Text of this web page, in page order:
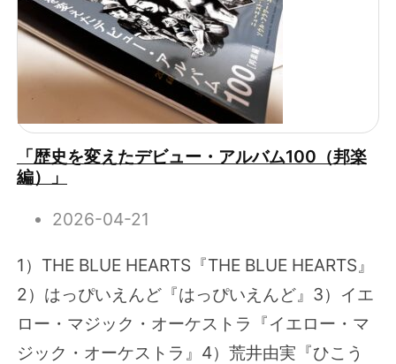
「歴史を変えたデビュー・アルバム100（邦楽
編）」
2026-04-21
1）THE BLUE HEARTS『THE BLUE HEARTS』
2）はっぴいえんど『はっぴいえんど』3）イエ
ロー・マジック・オーケストラ『イエロー・マ
ジック・オーケストラ』4）荒井由実『ひこう